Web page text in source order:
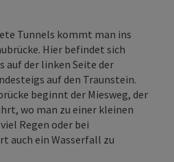
Tunnels kommt man ins
Hier befindet sich
auf der linken Seite der
auf den Traunstein.
beginnt der Miesweg, der
wo man zu einer kleinen
Regen oder bei
auch ein Wasserfall zu